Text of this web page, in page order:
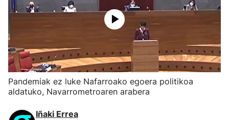
Pandemiak ez luke Nafarroako egoera politikoa
aldatuko, Navarrometroaren arabera
Iñaki Errea